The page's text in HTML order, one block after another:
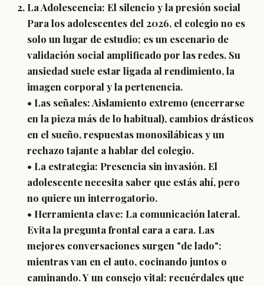
La Adolescencia: El silencio y la presión social
Para los adolescentes del 2026, el colegio no es
solo un lugar de estudio; es un escenario de
validación social amplificado por las redes. Su
ansiedad suele estar ligada al rendimiento, la
imagen corporal y la pertenencia.
• Las señales: Aislamiento extremo (encerrarse
en la pieza más de lo habitual), cambios drásticos
en el sueño, respuestas monosilábicas y un
rechazo tajante a hablar del colegio.
• La estrategia: Presencia sin invasión. El
adolescente necesita saber que estás ahí, pero
no quiere un interrogatorio.
• Herramienta clave: La comunicación lateral.
Evita la pregunta frontal cara a cara. Las
mejores conversaciones surgen "de lado":
mientras van en el auto, cocinando juntos o
caminando. Y un consejo vital: recuérdales que